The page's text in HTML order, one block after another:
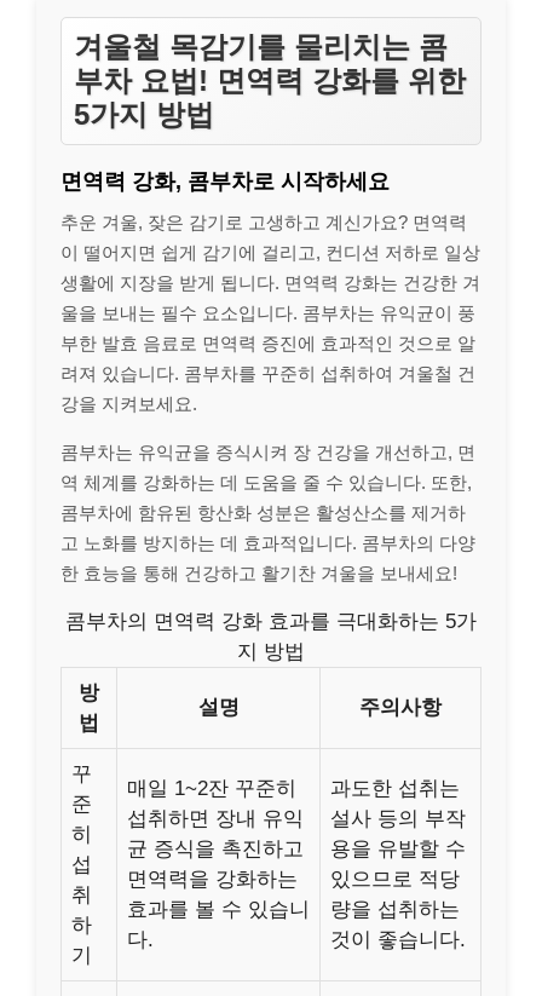
겨울철 목감기를 물리치는 콤
부차 요법! 면역력 강화를 위한
5가지 방법
면역력 강화, 콤부차로 시작하세요
추운 겨울, 잦은 감기로 고생하고 계신가요? 면역력
이 떨어지면 쉽게 감기에 걸리고, 컨디션 저하로 일상
생활에 지장을 받게 됩니다. 면역력 강화는 건강한 겨
울을 보내는 필수 요소입니다. 콤부차는 유익균이 풍
부한 발효 음료로 면역력 증진에 효과적인 것으로 알
려져 있습니다. 콤부차를 꾸준히 섭취하여 겨울철 건
강을 지켜보세요.
콤부차는 유익균을 증식시켜 장 건강을 개선하고, 면
역 체계를 강화하는 데 도움을 줄 수 있습니다. 또한,
콤부차에 함유된 항산화 성분은 활성산소를 제거하
고 노화를 방지하는 데 효과적입니다. 콤부차의 다양
한 효능을 통해 건강하고 활기찬 겨울을 보내세요!
콤부차의 면역력 강화 효과를 극대화하는 5가
지 방법
방
법
설명 주의사항
꾸
준
히
섭
취
하
기
매일 1~2잔 꾸준히
섭취하면 장내 유익
균 증식을 촉진하고
면역력을 강화하는
효과를 볼 수 있습니
다.
과도한 섭취는
설사 등의 부작
용을 유발할 수
있으므로 적당
량을 섭취하는
것이 좋습니다.